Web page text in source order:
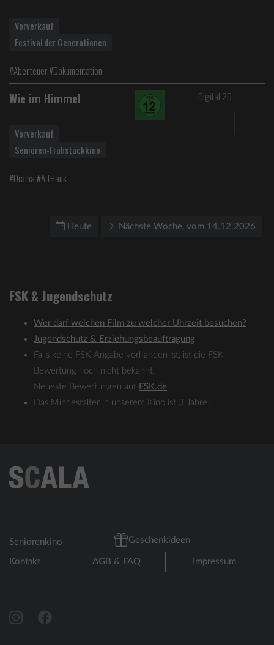
Vorverkauf
Festival der Generationen
#Abenteuer #Dokumentation
Wie im Himmel
Vorverkauf
Senioren-Frühstückkino
#Drama #ArtHaus
Digital 2D
Heute Nächste Woche, vom 14.12.2026
FSK & Jugendschutz
Wer darf welchen Film zu welcher Uhrzeit besuchen?
Jugendschutz & Erziehungsbeauftragung
Falls keine FSK Angabe vorhanden ist, ist die FSK
Bewertung noch nicht bekannt.
Neueste Bewertungen auf
FSK.de
Das Mindestalter in unserem Kino ist 3 Jahre.
Seniorenkino Geschenkideen
Kontakt AGB & FAQ Impressum